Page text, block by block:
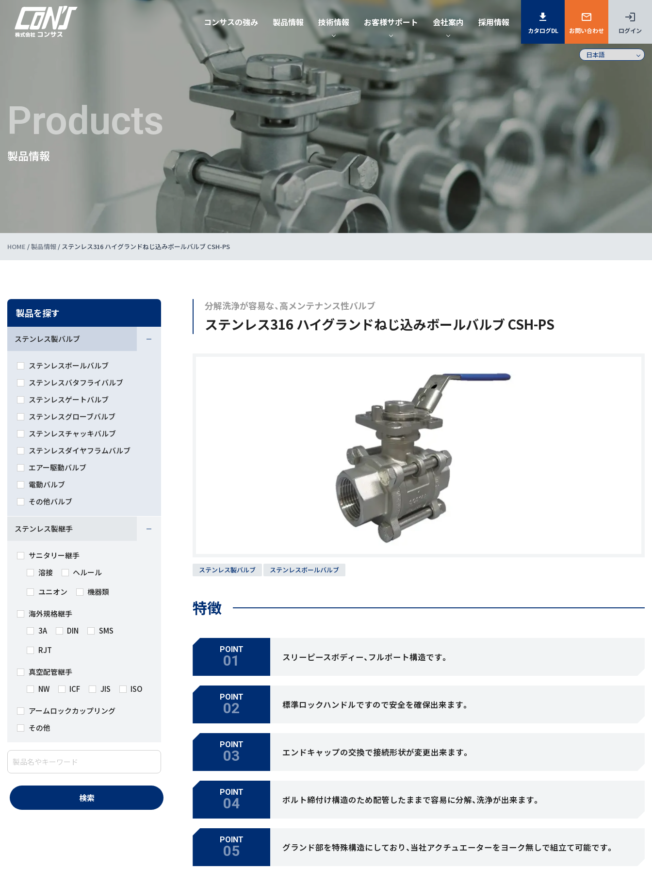
コンサスの強み 製品情報 技術情報 お客様サポート 会社案内 採用情報 download
カタログDL
mail_outline
お問い合わせ
login
ログイン
Products
製品情報
HOME /製品情報 / ステンレス316 ハイグランドねじ込みボールバルブ CSH-PS
分解洗浄が容易な、高メンテナンス性バルブ
ステンレス316 ハイグランドねじ込みボールバルブ CSH-PS
ステンレス製バルブ ステンレスボールバルブ
特徴
POINT
スリーピースボディー、フルポート構造です。
POINT
標準ロックハンドルですので安全を確保出来ます。
POINT
エンドキャップの交換で接続形状が変更出来ます。
POINT
ボルト締付け構造のため配管したままで容易に分解、洗浄が出来ます。
POINT
グランド部を特殊構造にしており、当社アクチュエーターをヨーク無しで組立て可能です。
製品を探す
ステンレス製バルブ
ステンレスボールバルブ
ステンレスバタフライバルブ
ステンレスゲートバルブ
ステンレスグローブバルブ
ステンレスチャッキバルブ
ステンレスダイヤフラムバルブ
エアー駆動バルブ
電動バルブ
その他バルブ
ステンレス製継手
サニタリー継手
溶接
ヘルール
ユニオン
機器類
海外規格継手
3A
DIN
SMS
RJT
真空配管継手
NW
ICF JIS ISO
アームロックカップリング
その他